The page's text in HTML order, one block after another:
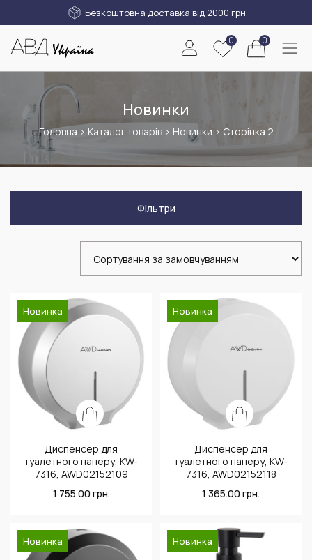
Безкоштовна доставка від 2000 грн
0 0
Новинки
Головна > Каталог товарів> Новинки > Сторінка 2
Фільтри
Новинка
Диспенсер для
туалетного паперу, KW-
7316, AWD02152109
1 755.00 грн.
Новинка
Диспенсер для
туалетного паперу, KW-
7316, AWD02152118
1 365.00 грн.
Новинка Новинка